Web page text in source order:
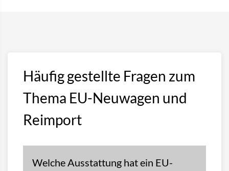
Häufig gestellte Fragen zum
Thema EU-Neuwagen und
Reimport
Welche Ausstattung hat ein EU-